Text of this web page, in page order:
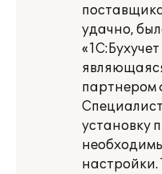
удачно,
партнером
установку
настройки.